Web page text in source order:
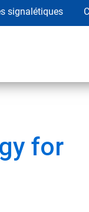
signalétiques
for